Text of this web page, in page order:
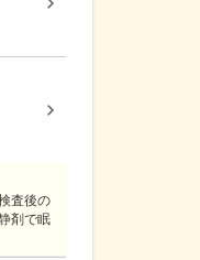
査後の
剤で眠